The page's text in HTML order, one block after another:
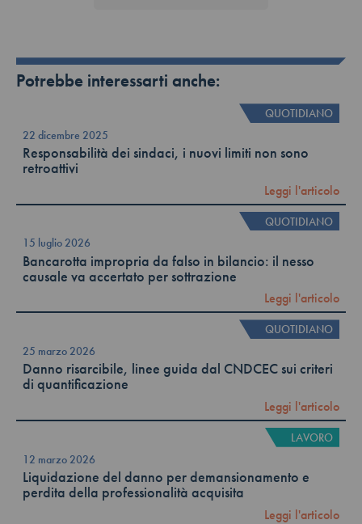
Potrebbe interessarti anche:
QUOTIDIANO
22 dicembre 2025
Responsabilità dei sindaci, i nuovi limiti non sono
retroattivi
Leggi l'articolo
QUOTIDIANO
15 luglio 2026
Bancarotta impropria da falso in bilancio: il nesso
causale va accertato per sottrazione
Leggi l'articolo
QUOTIDIANO
25 marzo 2026
Danno risarcibile, linee guida dal CNDCEC sui criteri
di quantificazione
Leggi l'articolo
LAVORO
12 marzo 2026
Liquidazione del danno per demansionamento e
perdita della professionalità acquisita
Leggi l'articolo